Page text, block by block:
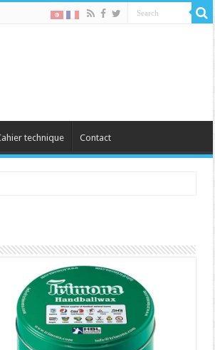
technique Contact